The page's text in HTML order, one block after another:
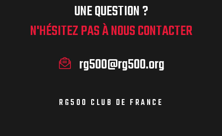
UNE QUESTION ?
N'HÉSITEZ PAS À NOUS CONTACTER
rg500@rg500.org
RG500 CLUB DE FRANCE